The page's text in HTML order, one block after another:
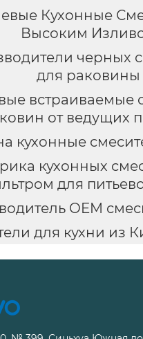
Кухонные
Высоким
черных
для раковины
встраиваемые
от ведущих
кухонные
кухонных
для
OEM
для кухни из